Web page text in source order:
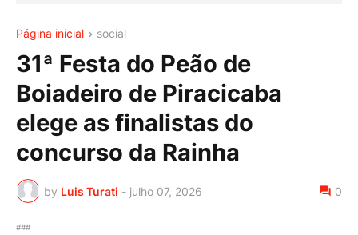
Página inicial social
31ª Festa do Peão de
Boiadeiro de Piracicaba
elege as finalistas do
concurso da Rainha
by Luis Turati - julho 07, 2026 0
###